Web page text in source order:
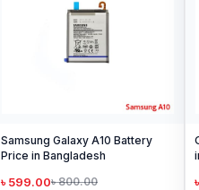
Samsung Galaxy A10 Battery
Price in Bangladesh
৳ 599.00৳ 800.00